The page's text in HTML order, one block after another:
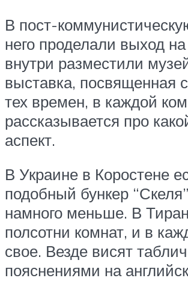
В пост-
него проделали выход
внутри разместили
выставка, посвященная
тех времен, в каждой
рассказывается про
аспект.
В Украине в Коростене
подобный бункер
намного меньше. В
полсотни комнат, и в
свое. Везде висят
пояснениями на